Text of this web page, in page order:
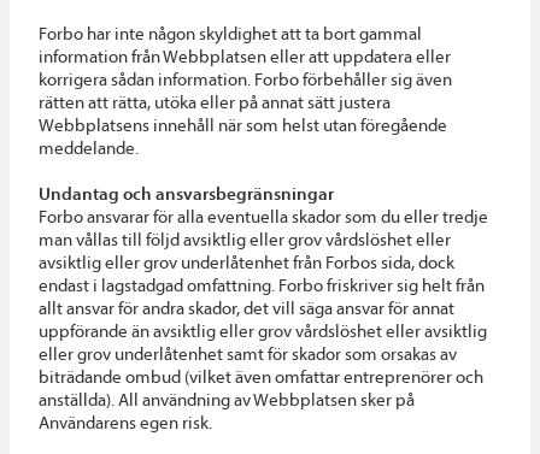
Forbo har inte någon skyldighet att ta bort gammal
information från Webbplatsen eller att uppdatera eller
korrigera sådan information. Forbo förbehåller sig även
rätten att rätta, utöka eller på annat sätt justera
Webbplatsens innehåll när som helst utan föregående
meddelande.
Undantag och ansvarsbegränsningar
Forbo ansvarar för alla eventuella skador som du eller tredje
man vållas till följd avsiktlig eller grov vårdslöshet eller
avsiktlig eller grov underlåtenhet från Forbos sida, dock
endast i lagstadgad omfattning. Forbo friskriver sig helt från
allt ansvar för andra skador, det vill säga ansvar för annat
uppförande än avsiktlig eller grov vårdslöshet eller avsiktlig
eller grov underlåtenhet samt för skador som orsakas av
biträdande ombud (vilket även omfattar entreprenörer och
anställda). All användning av Webbplatsen sker på
Användarens egen risk.